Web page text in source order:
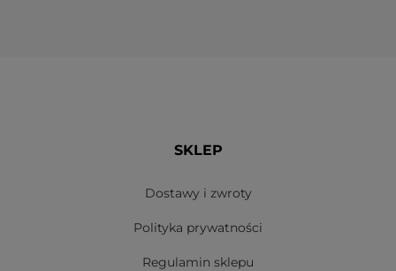
SKLEP
Dostawy i zwroty
Polityka prywatności
Regulamin sklepu